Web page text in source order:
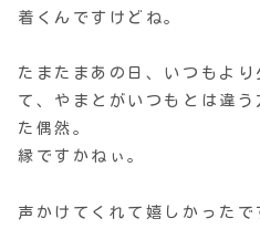
着くんですけどね。
たまたまあの日、いつもよ
て、やまとがいつもとは違
た偶然。
縁ですかねぃ。
声かけてくれて嬉しかった